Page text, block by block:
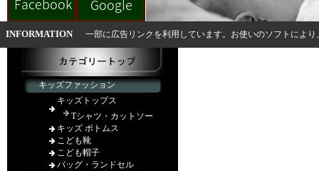
INFORMATION 一部に広告リンクを利用しています。お使いのソフトによ